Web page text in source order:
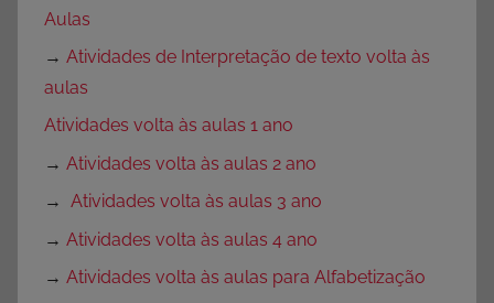
Aulas
→ Atividades de Interpretação de texto volta às
aulas
Atividades volta às aulas 1 ano
→ Atividades volta às aulas 2 ano
→ Atividades volta às aulas 3 ano
→ Atividades volta às aulas 4 ano
→ Atividades volta às aulas para Alfabetização